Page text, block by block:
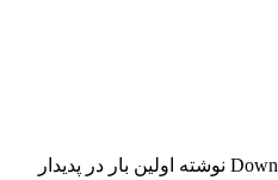
به نام Download New Song By Called نوشته اولین بار در پدیدار